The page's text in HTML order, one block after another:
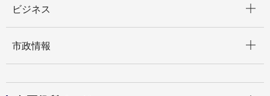
ビジネス
市政情報